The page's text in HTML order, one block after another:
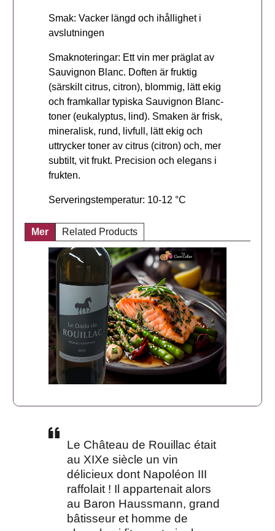
Smak: Vacker längd och ihållighet i
avslutningen
Smaknoteringar: Ett vin mer präglat av
Sauvignon Blanc. Doften är fruktig
(särskilt citrus, citron), blommig, lätt ekig
och framkallar typiska Sauvignon Blanc-
toner (eukalyptus, lind). Smaken är frisk,
mineralisk, rund, livfull, lätt ekig och
uttrycker toner av citrus (citron) och, mer
subtilt, vit frukt. Precision och elegans i
frukten.
Serveringstemperatur: 10-12 °C
Mer Related Products
Le Château de Rouillac était
au XIXe siècle un vin
délicieux dont Napoléon III
raffolait ! Il appartenait alors
au Baron Haussmann, grand
bâtisseur et homme de